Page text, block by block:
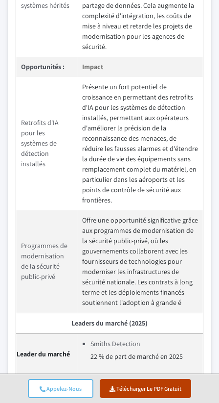
Appelez-Nous Télécharger Le PDF Gratuit
systèmes hérités
partage de données. Cela augmente la
complexité d'intégration, les coûts de
mise à niveau et retarde les projets de
modernisation pour les agences de
sécurité.
Opportunités : Impact
Retrofits d'IA
pour les
systèmes de
détection
installés
Présente un fort potentiel de
croissance en permettant des retrofits
d'IA pour les systèmes de détection
installés, permettant aux opérateurs
d'améliorer la précision de la
reconnaissance des menaces, de
réduire les fausses alarmes et d'étendre
la durée de vie des équipements sans
remplacement complet du matériel, en
particulier dans les aéroports et les
points de contrôle de sécurité aux
frontières.
Programmes de
modernisation
de la sécurité
public-privé
Offre une opportunité significative grâce
aux programmes de modernisation de
la sécurité public-privé, où les
gouvernements collaborent avec les
fournisseurs de technologies pour
moderniser les infrastructures de
sécurité nationale. Les contrats à long
terme et les déploiements financés
soutiennent l'adoption à grande é
Leaders du marché (2025)
Leader du marché
Smiths Detection
22 % de part de marché en 2025
Smiths Detection
Nuctech Company Limited